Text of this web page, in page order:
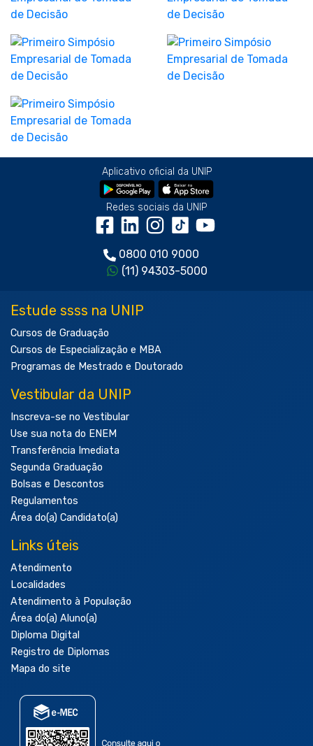
Aplicativo oficial da UNIP
Redes sociais da UNIP
0800 010 9000
(11) 94303-5000
Estude ssss na UNIP
Cursos de Graduação
Cursos de Especialização e MBA
Programas de Mestrado e Doutorado
Vestibular da UNIP
Inscreva-se no Vestibular
Use sua nota do ENEM
Transferência Imediata
Segunda Graduação
Bolsas e Descontos
Regulamentos
Área do(a) Candidato(a)
Links úteis
Atendimento
Localidades
Atendimento à População
Área do(a) Aluno(a)
Diploma Digital
Registro de Diplomas
Mapa do site